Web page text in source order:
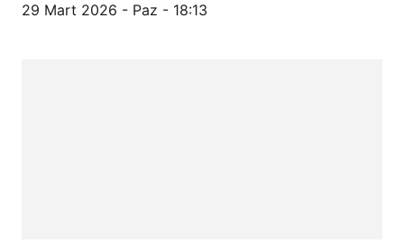
29 Mart 2026 - Paz - 18:13